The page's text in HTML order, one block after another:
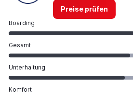
Preise prüfen
Boarding
Gesamt
Unterhaltung
Komfort